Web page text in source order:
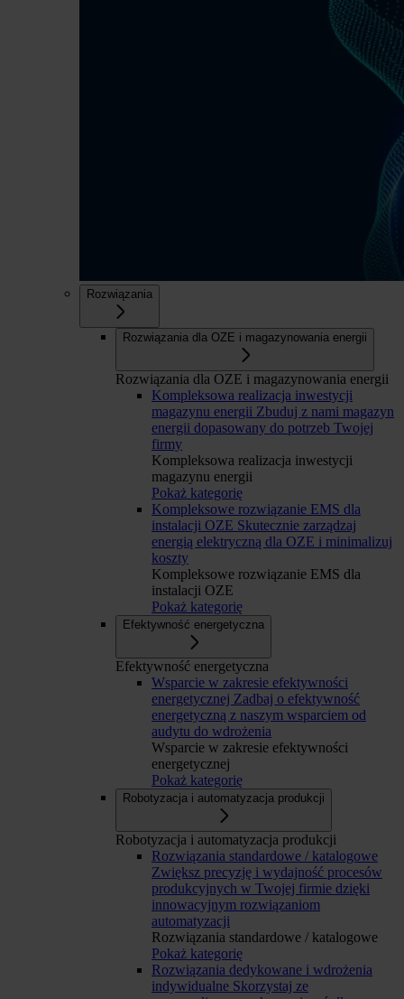
Rozwiązania
Rozwiązania dla OZE i magazynowania energii
Rozwiązania dla OZE i magazynowania energii
Kompleksowa realizacja inwestycji
magazynu energii Zbuduj z nami magazyn
energii dopasowany do potrzeb Twojej
firmy
Kompleksowa realizacja inwestycji
magazynu energii
Pokaż kategorię
Kompleksowe rozwiązanie EMS dla
instalacji OZE Skutecznie zarządzaj
energią elektryczną dla OZE i minimalizuj
koszty
Kompleksowe rozwiązanie EMS dla
instalacji OZE
Pokaż kategorię
Efektywność energetyczna
Efektywność energetyczna
Wsparcie w zakresie efektywności
energetycznej Zadbaj o efektywność
energetyczną z naszym wsparciem od
audytu do wdrożenia
Wsparcie w zakresie efektywności
energetycznej
Pokaż kategorię
Robotyzacja i automatyzacja produkcji
Robotyzacja i automatyzacja produkcji
Rozwiązania standardowe / katalogowe
Zwiększ precyzję i wydajność procesów
produkcyjnych w Twojej firmie dzięki
innowacyjnym rozwiązaniom
automatyzacji
Rozwiązania standardowe / katalogowe
Pokaż kategorię
Rozwiązania dedykowane i wdrożenia
indywidualne Skorzystaj ze